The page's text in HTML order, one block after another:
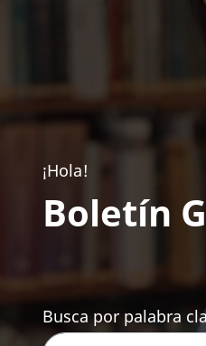
¡Hola!
Boletín
Busca por palabra